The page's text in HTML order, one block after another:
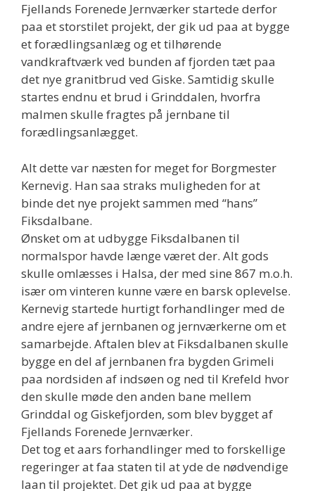
Fjellands Forenede Jernværker startede derfor
paa et storstilet projekt, der gik ud paa at bygge
et forædlingsanlæg og et tilhørende
vandkraftværk ved bunden af fjorden tæt paa
det nye granitbrud ved Giske. Samtidig skulle
startes endnu et brud i Grinddalen, hvorfra
malmen skulle fragtes på jernbane til
forædlingsanlægget.
Alt dette var næsten for meget for Borgmester
Kernevig. Han saa straks muligheden for at
binde det nye projekt sammen med “hans”
Fiksdalbane.
Ønsket om at udbygge Fiksdalbanen til
normalspor havde længe været der. Alt gods
skulle omlæsses i Halsa, der med sine 867 m.o.h.
især om vinteren kunne være en barsk oplevelse.
Kernevig startede hurtigt forhandlinger med de
andre ejere af jernbanen og jernværkerne om et
samarbejde. Aftalen blev at Fiksdalbanen skulle
bygge en del af jernbanen fra bygden Grimeli
paa nordsiden af indsøen og ned til Krefeld hvor
den skulle møde den anden bane mellem
Grinddal og Giskefjorden, som blev bygget af
Fjellands Forenede Jernværker.
Det tog et aars forhandlinger med to forskellige
regeringer at faa staten til at yde de nødvendige
laan til projektet. Det gik ud paa at bygge